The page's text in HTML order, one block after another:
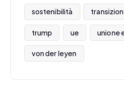
sostenibilità
trump ue unione
von der leyen